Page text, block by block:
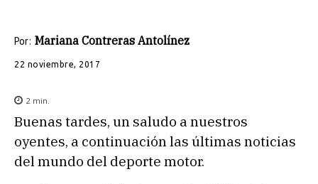
Por: Mariana Contreras Antolínez
22 noviembre, 2017
2 min.
Buenas tardes, un saludo a nuestros
oyentes, a continuación las últimas noticias
del mundo del deporte motor.